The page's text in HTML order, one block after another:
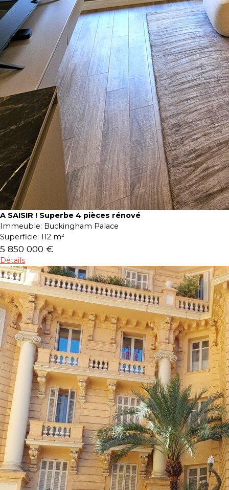
A SAISIR ! Superbe 4 pièces rénové
Immeuble: Buckingham Palace
Superficie: 112 m²
5 850 000 €
Détails